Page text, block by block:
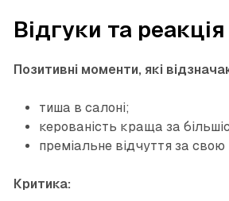
Відгуки та реакція
Позитивні моменти, які
тиша в салоні;
керованість краща за
преміальне відчуття за свою
Критика: